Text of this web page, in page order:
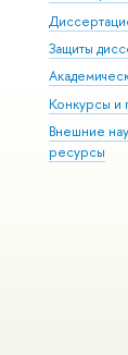
Защиты
Конкурсы и
Внешние
ресурсы